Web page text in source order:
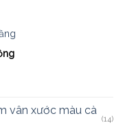
vân xước màu cà
(14)